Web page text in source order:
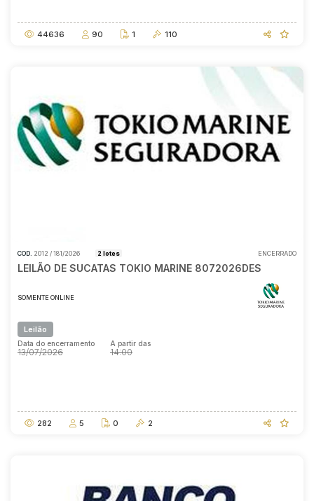
44636 90 1 110
COD. 2012 / 181/2026 2 lotes ENCERRADO
LEILÃO DE SUCATAS TOKIO MARINE 8072026DES
SOMENTE ONLINE
Leilão
Data do encerramento
13/07/2026
A partir das
14:00
282 5 0 2